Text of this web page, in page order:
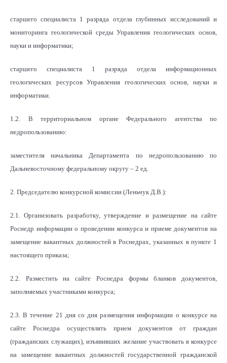
старшего специалиста 1 разряда отдела глубинных исследований и
мониторинга геологической среды Управления геологических основ,
науки и информатики;
старшего специалиста 1 разряда отдела информационных
геологических ресурсов Управления геологических основ, науки и
информатики.
1.2. В территориальном органе Федерального агентства по
недропользованию:
заместителя начальника Департамента по недропользованию по
Дальневосточному федеральному округу – 2 ед.
2. Председателю конкурсной комиссии (Леньчук Д.В.):
2.1. Организовать разработку, утверждение и размещение на сайте
Роснедр информации о проведении конкурса и приеме документов на
замещение вакантных должностей в Роснедрах, указанных в пункте 1
настоящего приказа;
2.2. Разместить на сайте Роснедра формы бланков документов,
заполняемых участниками конкурса;
2.3. В течение 21 дня со дня размещения информации о конкурсе на
сайте Роснедра осуществлять прием документов от граждан
(гражданских служащих), изъявивших желание участвовать в конкурсе
на замещение вакантных должностей государственной гражданской